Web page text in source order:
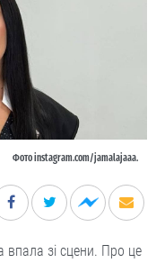
Фото instagram.com/jamalajaaa.
зі сцени. Про це